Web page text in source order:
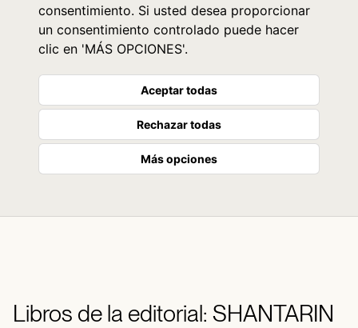
consentimiento. Si usted desea proporcionar
un consentimiento controlado puede hacer
clic en 'MÁS OPCIONES'.
Aceptar todas
Rechazar todas
Más opciones
Libros de la editorial: SHANTARIN